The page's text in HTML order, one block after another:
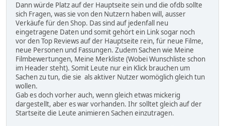
Dann würde Platz auf der Hauptseite sein und die ofdb sollte
sich Fragen, was sie von den Nutzern haben will, ausser
Verkäufe für den Shop. Das sind auf jedenfall neu
eingetragene Daten und somit gehört ein Link sogar noch
vor den Top Reviews auf der Hauptseite rein, für neue Filme,
neue Personen und Fassungen. Zudem Sachen wie Meine
Filmbewertungen, Meine Merkliste (Wobei Wunschliste schon
im Header steht). Somit Leute nur ein Klick brauchen um
Sachen zu tun, die sie als aktiver Nutzer womöglich gleich tun
wollen.
Gab es doch vorher auch, wenn gleich etwas mickerig
dargestellt, aber es war vorhanden. Ihr solltet gleich auf der
Startseite die Leute animieren Sachen einzutragen.